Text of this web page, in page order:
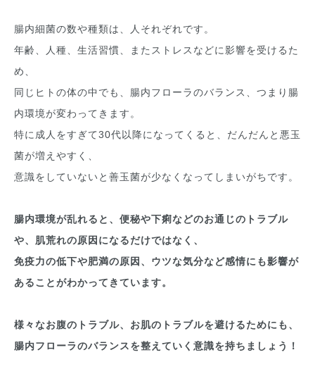
腸内細菌の数や種類は、人それぞれです。
年齢、人種、生活習慣、またストレスなどに影響を受けるた
め、
同じヒトの体の中でも、腸内フローラのバランス、つまり腸
内環境が変わってきます。
特に成人をすぎて30代以降になってくると、だんだんと悪玉
菌が増えやすく、
意識をしていないと善玉菌が少なくなってしまいがちです。
腸内環境が乱れると、便秘や下痢などのお通じのトラブル
や、肌荒れの原因になるだけではなく、
免疫力の低下や肥満の原因、ウツな気分など感情にも影響が
あることがわかってきています。
様々なお腹のトラブル、お肌のトラブルを避けるためにも、
腸内フローラのバランスを整えていく意識を持ちましょう！